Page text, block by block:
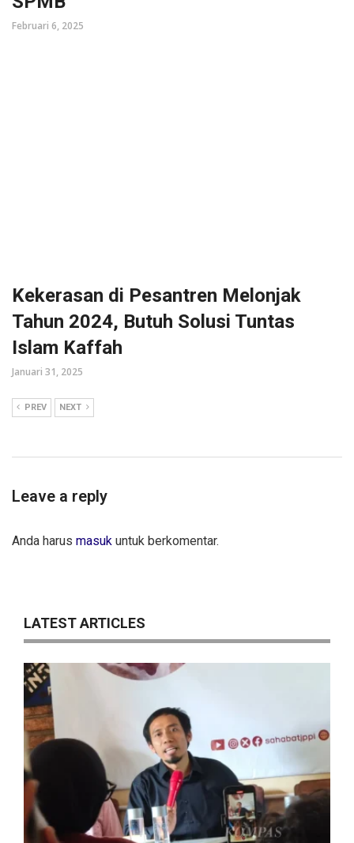
Februari 6, 2025
Kekerasan di Pesantren Melonjak
Tahun 2024, Butuh Solusi Tuntas
Islam Kaffah
Januari 31, 2025
PREV NEXT
Leave a reply
Anda harus masuk untuk berkomentar.
LATEST ARTICLES